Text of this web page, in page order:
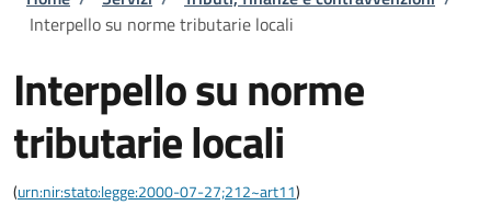
Interpello su norme tributarie locali
Interpello su norme
tributarie locali
(urn:nir:stato:legge:2000-07-27;212~art11)